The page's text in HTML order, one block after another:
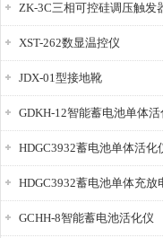
ZK-3C三相可控硅调压触发
XST-262数显温控仪
JDX-01型接地靴
GDKH-12智能蓄电池单体活
HDGC3932蓄电池单体活化
GCHH-8智能蓄电池活化仪